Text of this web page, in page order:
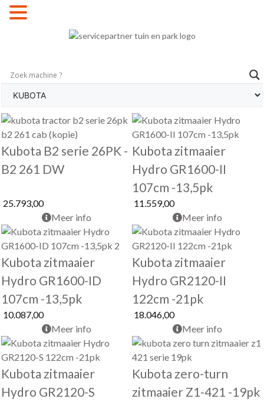
Kubota B2 serie 26PK -
B2 261 DW
25.793,00
Meer info
Kubota zitmaaier
Hydro GR1600-II
107cm -13,5pk
11.559,00
Meer info
Kubota zitmaaier
Hydro GR1600-ID
107cm -13,5pk
10.087,00
Meer info
Kubota zitmaaier
Hydro GR2120-II
122cm -21pk
18.046,00
Meer info
Kubota zitmaaier
Hydro GR2120-S
Kubota zero-turn
zitmaaier Z1-421 -19pk